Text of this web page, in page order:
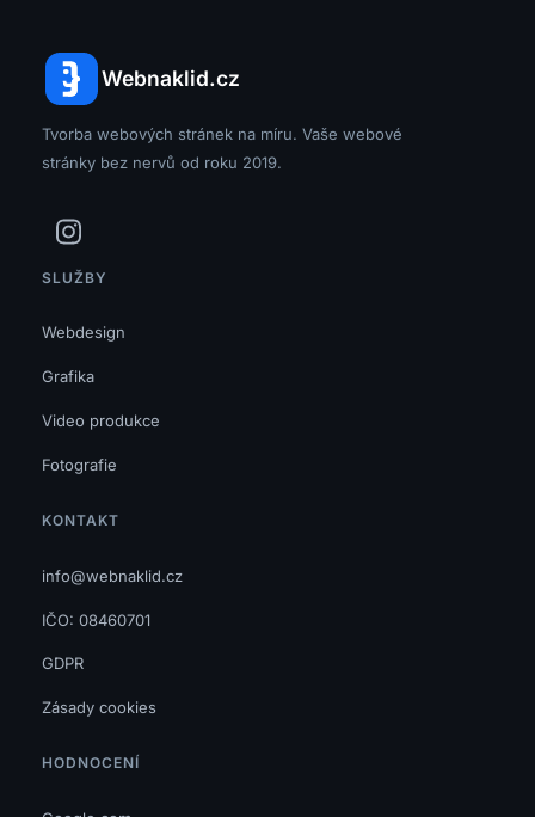
Webnaklid.cz
Tvorba webových stránek na míru. Vaše webové
stránky bez nervů od roku 2019.
SLUŽBY
Webdesign
Grafika
Video produkce
Fotografie
KONTAKT
info@webnaklid.cz
IČO: 08460701
GDPR
Zásady cookies
HODNOCENÍ